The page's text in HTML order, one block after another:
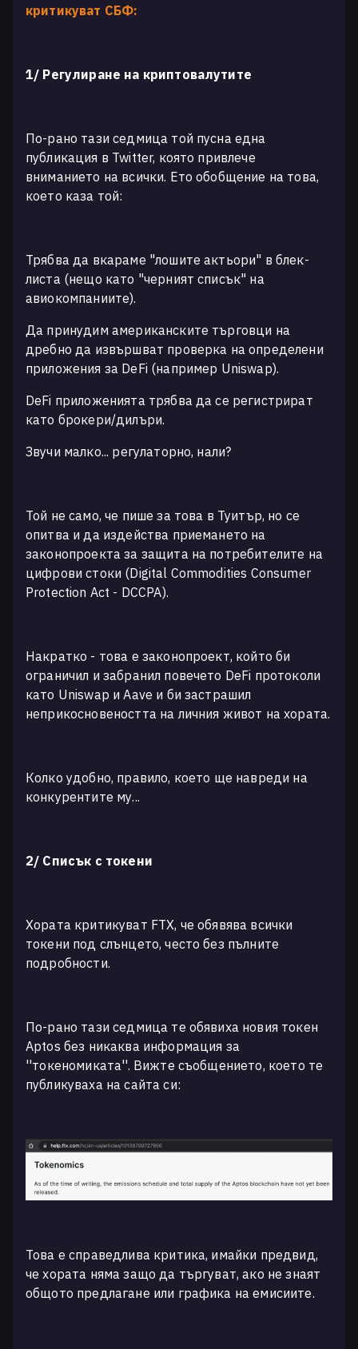
критикуват СБФ:
1/ Регулиране на криптовалутите
По-рано тази седмица той пусна една
публикация в Twitter, която привлече
вниманието на всички. Ето обобщение на това,
което каза той:
Трябва да вкараме "лошите актьори" в блек-
листа (нещо като "черният списък" на
авиокомпаниите).
Да принудим американските търговци на
дребно да извършват проверка на определени
приложения за DeFi (например Uniswap).
DeFi приложенията трябва да се регистрират
като брокери/дилъри.
Звучи малко... регулаторно, нали?
Той не само, че пише за това в Туитър, но се
опитва и да издейства приемането на
законопроекта за защита на потребителите на
цифрови стоки (Digital Commodities Consumer
Protection Act - DCCPA).
Накратко - това е законопроект, който би
ограничил и забранил повечето DeFi протоколи
като Uniswap и Aave и би застрашил
неприкосновеността на личния живот на хората.
Колко удобно, правило, което ще навреди на
конкурентите му...
2/ Списък с токени
Хората критикуват FTX, че обявява всички
токени под слънцето, често без пълните
подробности.
По-рано тази седмица те обявиха новия токен
Aptos без никаква информация за
''токеномиката''. Вижте съобщението, което те
публикуваха на сайта си:
Това е справедлива критика, имайки предвид,
че хората няма защо да търгуват, ако не знаят
общото предлагане или графика на емисиите.